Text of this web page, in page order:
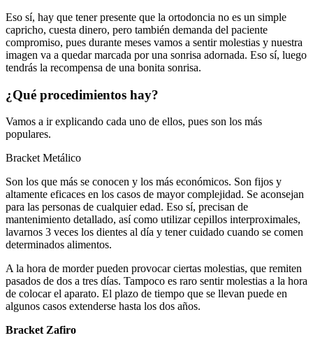
Eso sí, hay que tener presente que la ortodoncia no es un simple
capricho, cuesta dinero, pero también demanda del paciente
compromiso, pues durante meses vamos a sentir molestias y nuestra
imagen va a quedar marcada por una sonrisa adornada. Eso sí, luego
tendrás la recompensa de una bonita sonrisa.
¿Qué procedimientos hay?
Vamos a ir explicando cada uno de ellos, pues son los más
populares.
Bracket Metálico
Son los que más se conocen y los más económicos. Son fijos y
altamente eficaces en los casos de mayor complejidad. Se aconsejan
para las personas de cualquier edad. Eso sí, precisan de
mantenimiento detallado, así como utilizar cepillos interproximales,
lavarnos 3 veces los dientes al día y tener cuidado cuando se comen
determinados alimentos.
A la hora de morder pueden provocar ciertas molestias, que remiten
pasados de dos a tres días. Tampoco es raro sentir molestias a la hora
de colocar el aparato. El plazo de tiempo que se llevan puede en
algunos casos extenderse hasta los dos años.
Bracket Zafiro